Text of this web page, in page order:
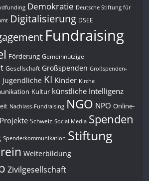
Demokratie Deutsche Stiftung für
Digitalisierung DSEE
Fundraising
Förderung Gemeinnützige
Gesellschaft Großspenden Großspenden-
Jugendliche KI Kinder Kirche
Kultur künstliche Intelligenz
Nachlass-Fundraising NGO NPO Online-
Projekte Schweiz Social Media Spenden
Spenderkommunikation Stiftung
Weiterbildung
Zivilgesellschaft